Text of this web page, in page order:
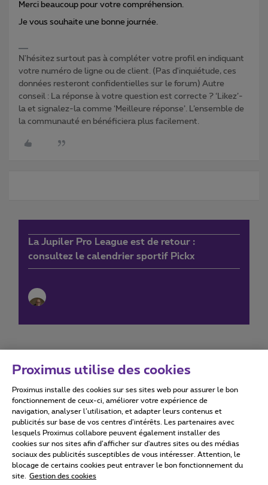
Merci beaucoup pour votre compréhension.
Je vous souhaite une bonne journée.
N'hésitez surtout pas à compléter votre profil en indiquant
votre numéro de ligne ou de client. (Pas d'inquiétude, ces
données resteront confidentielles sur le forum) Autre
conseil : La réponse à votre question est correcte ? ‘Likez’-
la et signalez-la comme ‘Meilleure réponse’. L’ensemble de
la communauté en bénéficiera plus facilement.
La Jupiler Pro League est de retour :
consultez le calendrier sportif Pickx
Conditions d'utilisation Accessibility statement
Tous droits réservés. © 2026 Proximus
Conditions générales, info consommateur
Proximus utilise des cookies
Proximus installe des cookies sur ses sites web pour assurer le bon
fonctionnement de ceux-ci, améliorer votre expérience de
navigation, analyser l’utilisation, et adapter leurs contenus et
publicités sur base de vos centres d’intérêts. Les partenaires avec
lesquels Proximus collabore peuvent également installer des
cookies sur nos sites afin d’afficher sur d'autres sites ou des médias
sociaux des publicités susceptibles de vous intéresser. Attention, le
blocage de certains cookies peut entraver le bon fonctionnement du
site.
Gestion des cookies